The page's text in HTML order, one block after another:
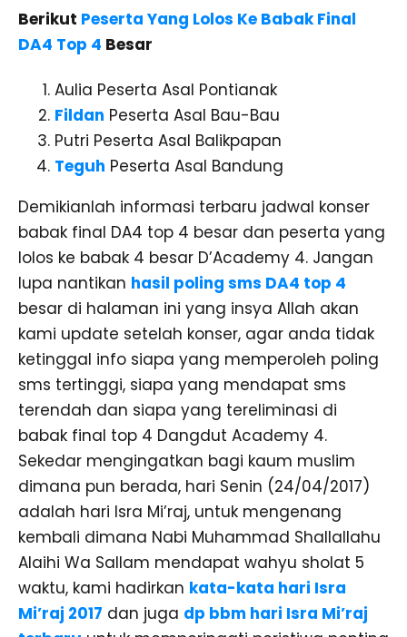
Berikut Peserta Yang Lolos Ke Babak Final
DA4 Top 4 Besar
Aulia Peserta Asal Pontianak
Fildan Peserta Asal Bau-Bau
Putri Peserta Asal Balikpapan
Teguh Peserta Asal Bandung
Demikianlah informasi terbaru jadwal konser
babak final DA4 top 4 besar dan peserta yang
lolos ke babak 4 besar D’Academy 4. Jangan
lupa nantikan hasil poling sms DA4 top 4
besar di halaman ini yang insya Allah akan
kami update setelah konser, agar anda tidak
ketinggal info siapa yang memperoleh poling
sms tertinggi, siapa yang mendapat sms
terendah dan siapa yang tereliminasi di
babak final top 4 Dangdut Academy 4.
Sekedar mengingatkan bagi kaum muslim
dimana pun berada, hari Senin (24/04/2017)
adalah hari Isra Mi’raj, untuk mengenang
kembali dimana Nabi Muhammad Shallallahu
Alaihi Wa Sallam mendapat wahyu sholat 5
waktu, kami hadirkan kata-kata hari Isra
Mi’raj 2017 dan juga dp bbm hari Isra Mi’raj